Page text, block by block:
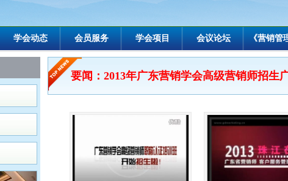
学会动态 会员服务 学会项目 会议论坛 《营销管
要闻：2013年广东营销学会高级营销师招生